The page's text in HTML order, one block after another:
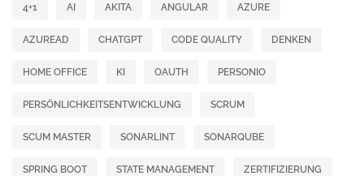
4+1 AI AKITA ANGULAR AZURE
AZUREAD CHATGPT CODE QUALITY DENKEN
HOME OFFICE KI OAUTH PERSONIO
PERSÖNLICHKEITSENTWICKLUNG SCRUM
SCUM MASTER SONARLINT SONARQUBE
SPRING BOOT STATE MANAGEMENT ZERTIFIZIERUNG